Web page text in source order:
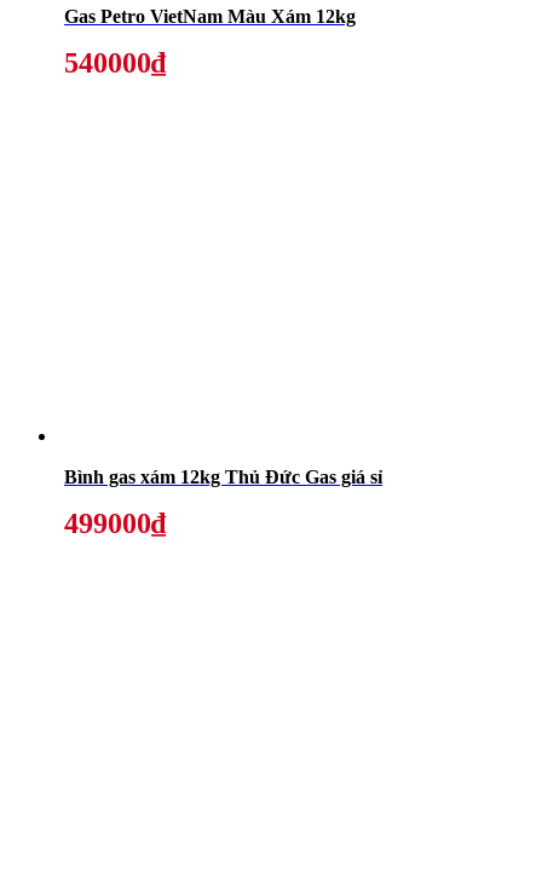
Gas Petro VietNam Màu Xám 12kg
540000₫
Bình gas xám 12kg Thủ Đức Gas giá sỉ
499000₫